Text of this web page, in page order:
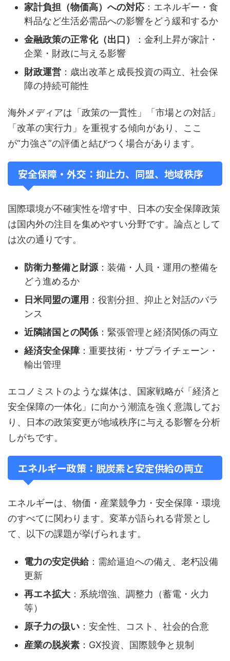
家計負担（物価高）への対応：エネルギー・食
料品など生活必需品への影響をどう緩和するか
金融政策の正常化（出口）
：金利上昇が家計・
企業・財政に与える影響
財政運営 ：歳出改革と成長投資の両立、社会保
障の持続可能性
海外メディアは「政策の一貫性」「市場との対話」
「改革の実行力」を重視する傾向があり、ここ
が“力強さ”の評価と結びつく場合があります。
安全保障・外交：抑止力、同盟、地域秩序
国際環境が不確実性を増す中、日本の安全保障政策
は国内外の注目を集めやすい分野です。論点として
は次の通りです。
防衛力整備と財源 ：装備・人員・運用の整備を
どう進めるか
日米同盟の運用 ：役割分担、抑止と対話のバラ
ンス
近隣諸国との関係 ：緊張管理と経済関係の両立
経済安全保障：重要技術・サプライチェーン・
輸出管理
エコノミストのような媒体は、国家戦略が「経済と
安全保障の一体化」に向かう潮流を強く意識してお
り、日本の政策変更が地域秩序に与える影響を分析
しがちです。
エネルギー政策：脱炭素と安定供給の両立
エネルギーは、物価・産業競争力・安全保障・環境
のすべてに関わります。変革が語られる背景とし
て、以下の課題が挙げられます。
電力の安定供給：需給逼迫への備え、老朽設備
更新
再エネ拡大 ：系統増強、調整力（蓄電・火力
等）
原子力の扱い ：安全性、コスト、社会的合意
産業の脱炭素 ：GX投資、国際競争と規制